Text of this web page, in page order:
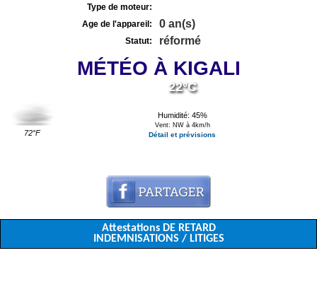
Type de moteur:
Age de l'appareil:
0 an(s)
Statut: réformé
MÉTÉO À KIGALI
72°F
22°C
Humidité: 45%
Vent: NW à 4km/h
Détail et prévisions
Attestations DE RETARD
INDEMNISATIONS / LITIGES